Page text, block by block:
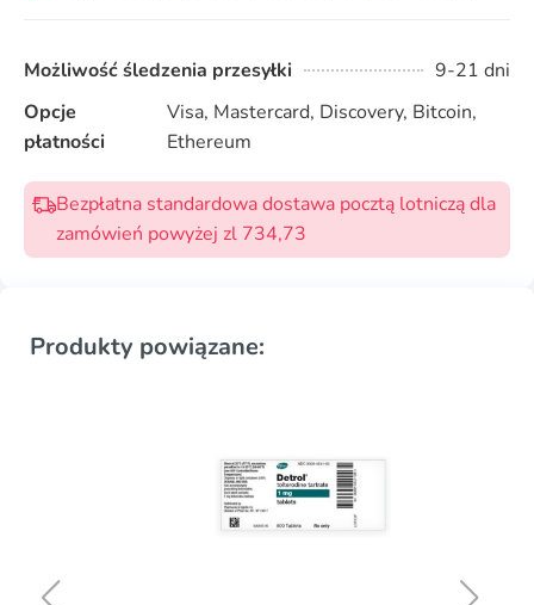
Możliwość śledzenia przesyłki
9-21 dni
Opcje
płatności
Visa, Mastercard, Discovery, Bitcoin,
Ethereum
Bezpłatna standardowa dostawa pocztą lotniczą dla
zamówień powyżej zl 734,73
Produkty powiązane: